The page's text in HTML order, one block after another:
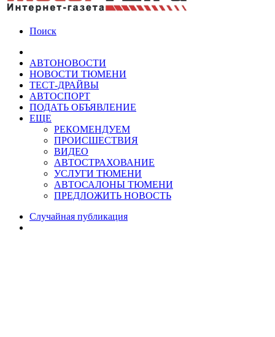
Поиск
АВТОНОВОСТИ
НОВОСТИ ТЮМЕНИ
ТЕСТ-ДРАЙВЫ
АВТОСПОРТ
ПОДАТЬ ОБЪЯВЛЕНИЕ
ЕЩЕ
РЕКОМЕНДУЕМ
ПРОИСШЕСТВИЯ
ВИДЕО
АВТОСТРАХОВАНИЕ
УСЛУГИ ТЮМЕНИ
АВТОСАЛОНЫ ТЮМЕНИ
ПРЕДЛОЖИТЬ НОВОСТЬ
Случайная публикация